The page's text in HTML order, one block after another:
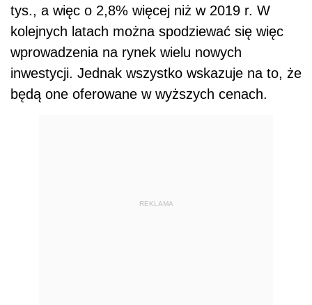
tys., a więc o 2,8% więcej niż w 2019 r. W
kolejnych latach można spodziewać się więc
wprowadzenia na rynek wielu nowych
inwestycji. Jednak wszystko wskazuje na to, że
będą one oferowane w wyższych cenach.
REKLAMA